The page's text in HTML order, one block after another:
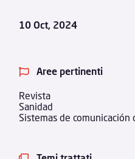
10 Oct, 2024
 Aree pertinenti
Revista
Sanidad
Sistemas de comunicación